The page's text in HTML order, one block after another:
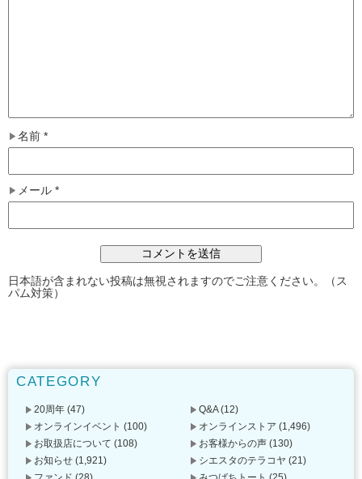
名前 *
メール *
日本語が含まれない投稿は無視されますのでご注意ください。（ス
パム対策）
CATEGORY
20周年 (47) Q&A(12)
オンラインイベント (100) オンラインストア (1,496)
お取扱店について (108) お客様からの声 (130)
お知らせ (1,921) シエスタのテラコヤ (21)